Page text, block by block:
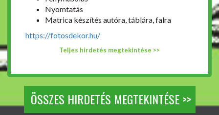
Nyomtatás
Matrica készítés autóra, táblára, falra
https://fotosdekor.hu/
Teljes hirdetés megtekintése >>
ÖSSZES HIRDETÉS MEGTEKINTÉSE >>